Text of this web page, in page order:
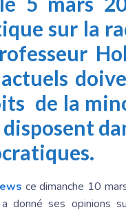
sur la
de la
ce dimanche 10
donné ses opinions